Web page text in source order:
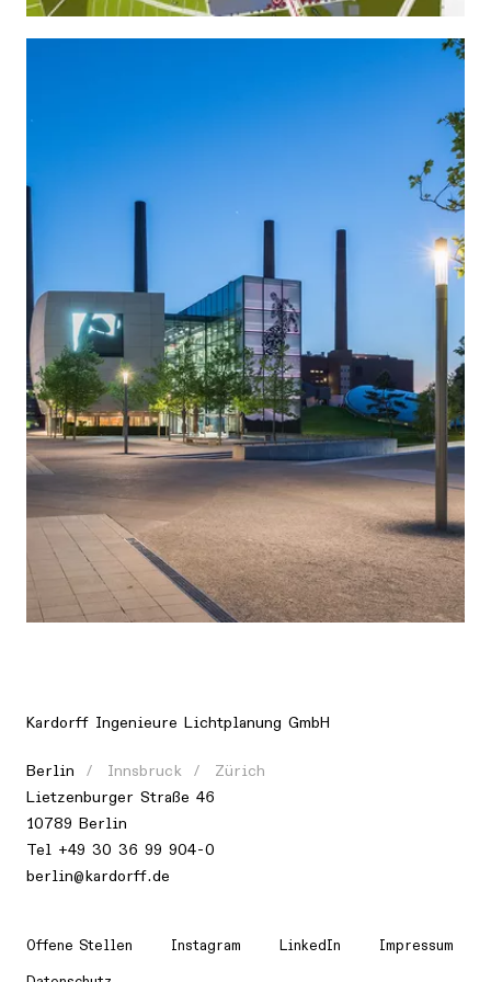
Europa, Deutschland, Wolfsburg
Kardorff Ingenieure Lichtplanung GmbH
Berlin Innsbruck
Zürich
Lietzenburger Straße 46
10789 Berlin
Tel +49 30 36 99 904-0
berlin@kardorff.de
Offene Stellen Instagram LinkedIn
Impressum